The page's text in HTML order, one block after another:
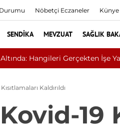
Nöbetçi Eczaneler Künye
SENDIKA MEVZUAT SAĞLIK
Yıllarca
Kaldırıldı
19